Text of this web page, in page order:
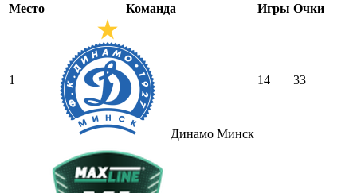
Место Команда Игры Очки
1
Динамо Минск
14 33